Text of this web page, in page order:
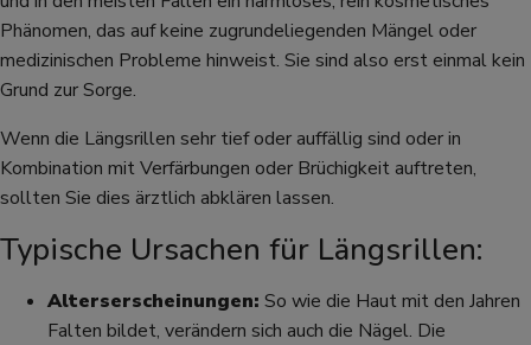
Phänomen, das auf keine zugrundeliegenden Mängel oder
medizinischen Probleme hinweist. Sie sind also erst einmal kein
Grund zur Sorge.
Wenn die Längsrillen sehr tief oder auffällig sind oder in
Kombination mit Verfärbungen oder Brüchigkeit auftreten,
sollten Sie dies ärztlich abklären lassen.
Typische Ursachen für Längsrillen:
Alterserscheinungen: So wie die Haut mit den Jahren
Falten bildet, verändern sich auch die Nägel. Die